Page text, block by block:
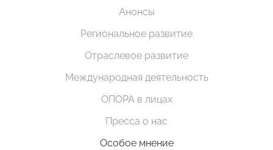
Анонсы
Региональное развитие
Отраслевое развитие
Международная деятельность
ОПОРА в лицах
Пресса о нас
Особое мнение